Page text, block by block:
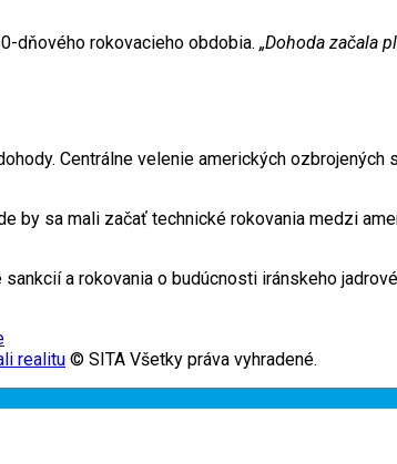
dňového rokovacieho obdobia. „Dohoda začala
Centrálne velenie amerických ozbrojených
by sa mali začať technické rokovania medzi
a rokovania o budúcnosti iránskeho
realitu © SITA Všetky práva vyhradené.